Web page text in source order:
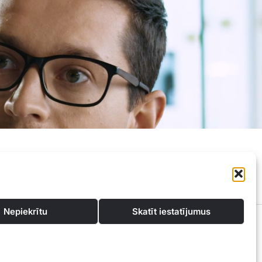
Nepiekrītu Skatīt iestatījumus
konsultācijas un atbalstu, lai atrastu vislabākos finanšu risinājumus, kas